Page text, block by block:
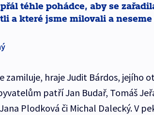
téhle pohádce, aby se
a které jsme milovali a neseme
zamiluje, hraje Judit Bárdos, jejího
patří Jan Budař, Tomáš
Plodková či Michal Dalecký. V